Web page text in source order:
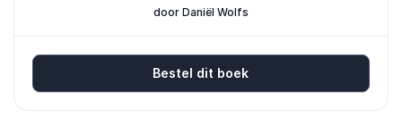
door Daniël Wolfs
Bestel dit boek